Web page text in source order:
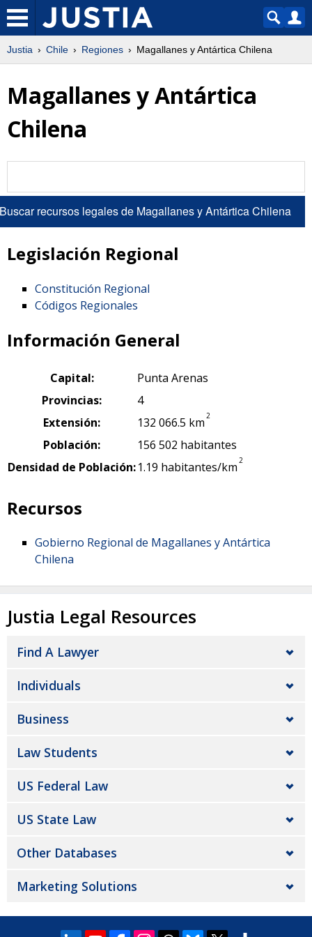
Justia Chile Regiones Magallanes y Antártica Chilena
Magallanes y Antártica
Chilena
Legislación Regional
Constitución Regional
Códigos Regionales
Información General
Capital:
Punta Arenas
Provincias:
4
Extensión:
132 066.5 km 2
Población:
156 502 habitantes
Densidad de Población:1.19 habitantes/km 2
Recursos
Gobierno Regional de Magallanes y Antártica
Chilena
Justia Legal Resources
Find A Lawyer
Individuals
Business
Law Students
US Federal Law
US State Law
Other Databases
Marketing Solutions